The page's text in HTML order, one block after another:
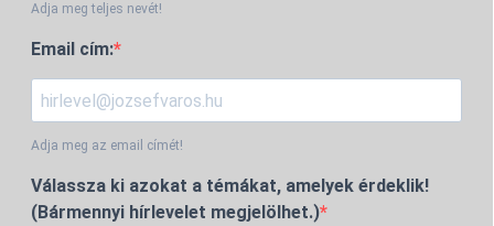
Adja meg teljes nevét!
Email cím:
Adja meg az email címét!
Válassza ki azokat a témákat, amelyek érdeklik!
(Bármennyi hírlevelet megjelölhet.)